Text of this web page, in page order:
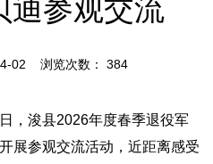
迪参观交流
02 浏览次数： 384
，浚县2026年度春季退役军
展参观交流活动，近距离感受